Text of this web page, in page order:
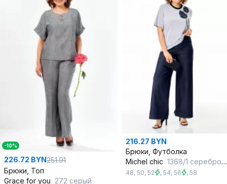
-10%
226.72 BYN251.91
Брюки, Топ
Grace for you 272 серый
216.27 BYN
Брюки, Футболка
Michel chic 1368/1 серебро-синий
48, 50, 52 , 54, 56 , 58